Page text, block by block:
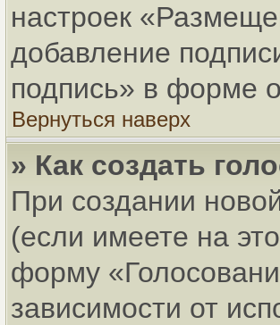
настроек
добавление
подпись» в форме
Вернуться наверх
» Как создать
При создании
(если имеете на
форму
зависимости от